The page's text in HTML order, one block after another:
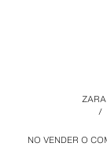
NO VENDER O
ZARA
/